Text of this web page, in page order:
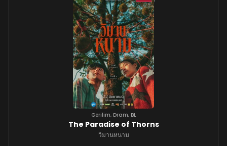
Gerilim, Dram, BL
The Paradise of Thorns
วิมานหนาม